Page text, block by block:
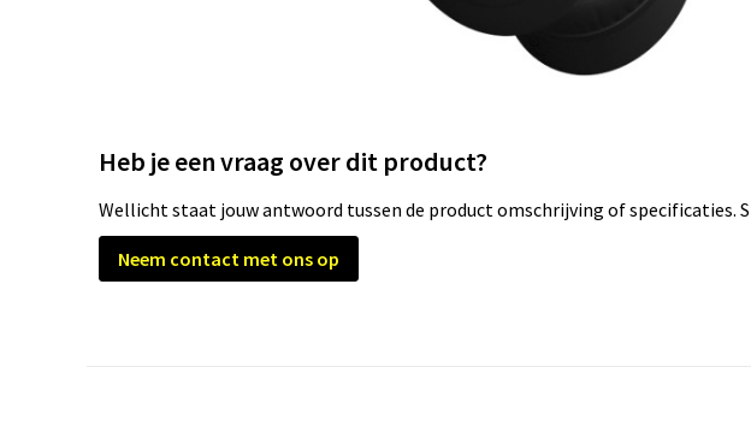
Heb je een vraag over dit product?
Wellicht staat jouw antwoord tussen de product omschrijving of specificaties.
Neem contact met ons op